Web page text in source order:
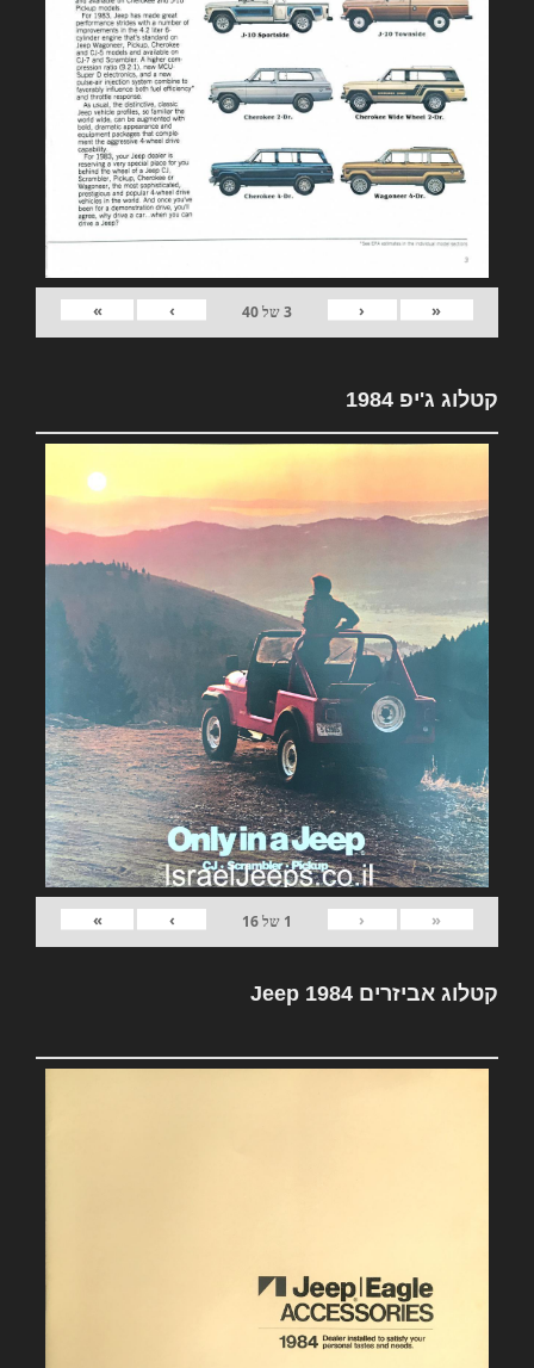
«
‹
3של40
›
»
קטלוג ג'יפ 1984
«
‹
1 של16
›
»
קטלוג אביזרים Jeep 1984